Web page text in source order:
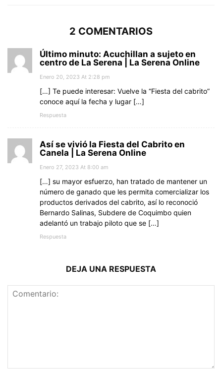
2 COMENTARIOS
Último minuto: Acuchillan a sujeto en
centro de La Serena | La Serena Online
Enero 20, 2023 At 2:28 pm
[…] Te puede interesar: Vuelve la “Fiesta del cabrito”
conoce aquí la fecha y lugar […]
Respuesta
Así se vivió la Fiesta del Cabrito en
Canela | La Serena Online
Enero 27, 2023 At 8:00 am
[…] su mayor esfuerzo, han tratado de mantener un
número de ganado que les permita comercializar los
productos derivados del cabrito, así lo reconoció
Bernardo Salinas, Subdere de Coquimbo quien
adelantó un trabajo piloto que se […]
Respuesta
DEJA UNA RESPUESTA